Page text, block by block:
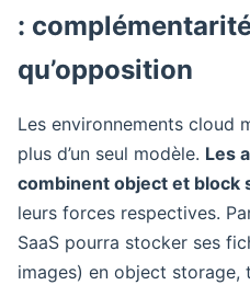
:
qu’opposition
Les environnements cloud
plus d’un seul modèle. Les
combinent object et block
leurs forces respectives.
SaaS pourra stocker ses
images) en object storage,